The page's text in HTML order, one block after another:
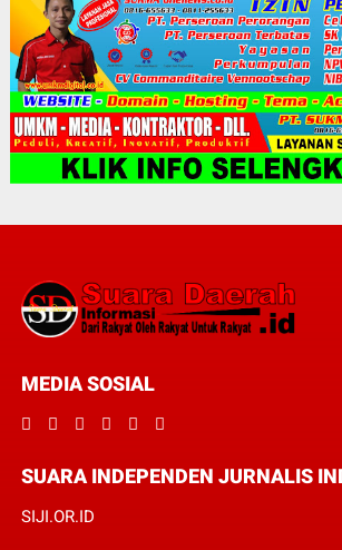
MEDIA SOSIAL
SUARA INDEPENDEN JURNALIS
SIJI.OR.ID